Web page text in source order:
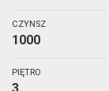
CZYNSZ
1000
PIĘTRO